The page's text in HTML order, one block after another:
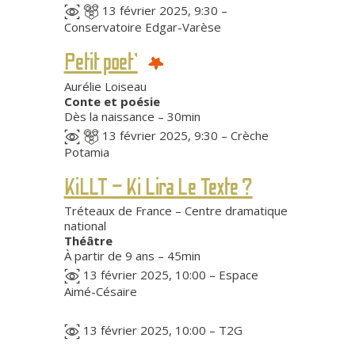
13 février 2025, 9:30 –
Conservatoire Edgar-Varèse
Petit poet’
Aurélie Loiseau
Conte et poésie
Dès la naissance – 30min
13 février 2025, 9:30 – Crèche
Potamia
KiLLT – Ki Lira Le Texte ?
Tréteaux de France – Centre dramatique
national
Théâtre
À partir de 9 ans – 45min
13 février 2025, 10:00 – Espace
Aimé-Césaire
13 février 2025, 10:00 – T2G